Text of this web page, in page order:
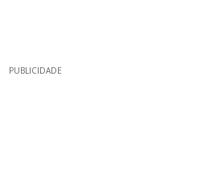
PUBLICIDADE